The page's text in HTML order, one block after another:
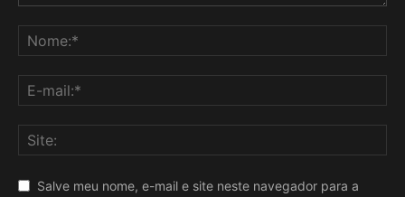
Salve meu nome, e-mail e site neste navegador para a